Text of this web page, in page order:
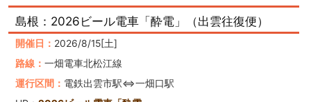
島根：2026ビール電車「酔電」（出雲往復便）
開催日： 2026/8/15[土]
路線： 一畑電車北松江線
運行区間： 電鉄出雲市駅⇔一畑口駅